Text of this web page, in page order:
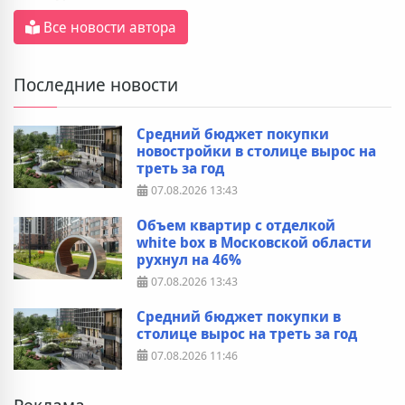
Все новости автора
Последние новости
Средний бюджет покупки
новостройки в столице вырос на
треть за год
07.08.2026 13:43
Объем квартир с отделкой
white box в Московской области
рухнул на 46%
07.08.2026 13:43
Средний бюджет покупки в
столице вырос на треть за год
07.08.2026 11:46